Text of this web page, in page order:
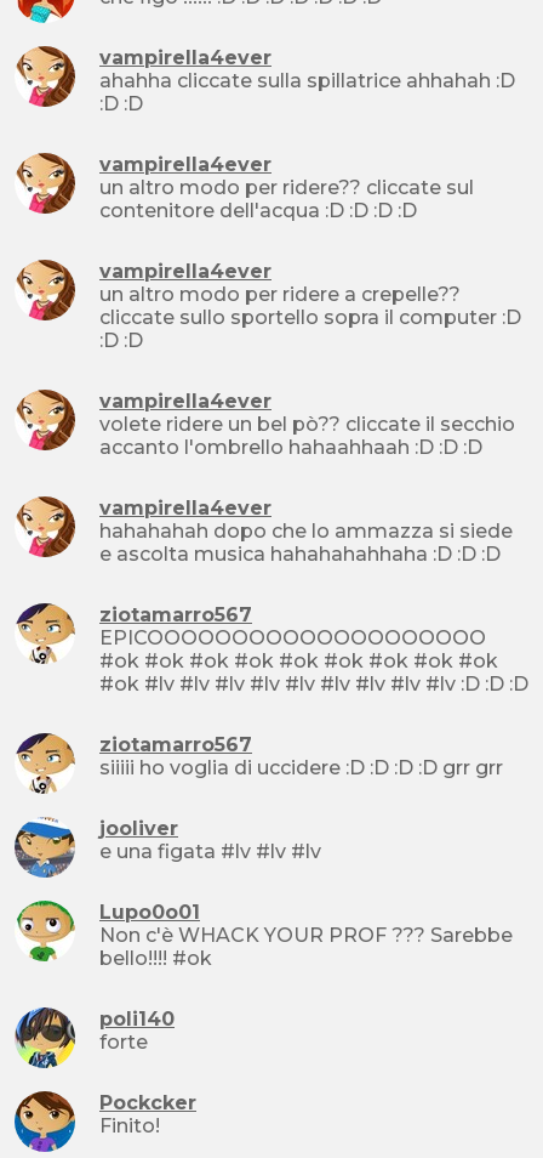
vampirella4ever
ahahha cliccate sulla spillatrice ahhahah :D
:D :D
vampirella4ever
un altro modo per ridere?? cliccate sul
contenitore dell'acqua :D :D :D :D
vampirella4ever
un altro modo per ridere a crepelle??
cliccate sullo sportello sopra il computer :D
:D :D
vampirella4ever
volete ridere un bel pò?? cliccate il secchio
accanto l'ombrello hahaahhaah :D :D :D
vampirella4ever
hahahahah dopo che lo ammazza si siede
e ascolta musica hahahahahhaha :D :D :D
ziotamarro567
EPICOOOOOOOOOOOOOOOOOOOO
#ok #ok #ok #ok #ok #ok #ok #ok #ok
#ok #lv #lv #lv #lv #lv #lv #lv #lv #lv :D :D :D
ziotamarro567
siiiii ho voglia di uccidere :D :D :D :D grr grr
jooliver
e una figata #lv #lv #lv
Lupo0o01
Non c'è WHACK YOUR PROF ??? Sarebbe
bello!!!! #ok
poli140
forte
Pockcker
Finito!